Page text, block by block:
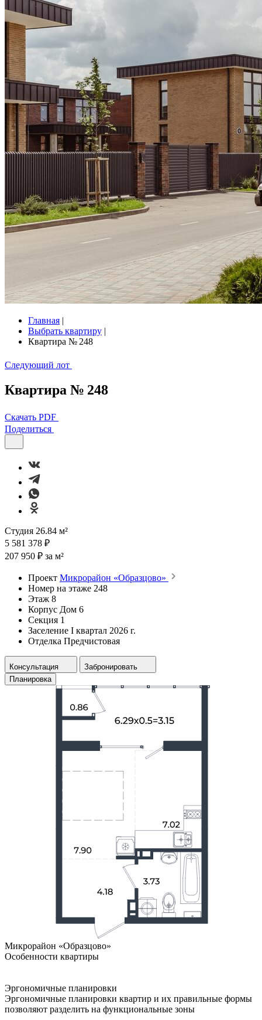
Главная |
Выбрать квартиру |
Квартира № 248
Следующий лот
Квартира № 248
Скачать PDF
Поделиться
Студия 26.84 м²
5 581 378 ₽
207 950 ₽ за м²
Проект Микрорайон «Образцово»
Номер на этаже 248
Этаж 8
Корпус Дом 6
Секция 1
Заселение I квартал 2026 г.
Отделка Предчистовая
Консультация
Забронировать
Планировка
Микрорайон «Образцово»
Особенности квартиры
Эргономичные планировки
Эргономичные планировки квартир и их правильные формы
позволяют разделить на функциональные зоны